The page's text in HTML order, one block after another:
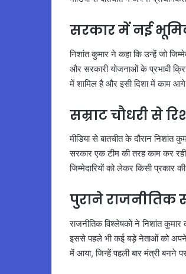
सरकार में नई
निशांत कुमार ने कहा कि उन्हें जो
और सरकारी योजनाओं के प्रभावी
में शामिल है और इसी दिशा में काम आगे
सम्राट चौधरी से
मीडिया से बातचीत के दौरान निशांत
सरकार एक टीम की तरह काम कर
जिम्मेदारियों को लेकर किसी प्रकार
पुराने राजनीतिक
राजनीतिक विश्लेषकों ने निशांत कुमार
इससे पहले भी कई बड़े नेताओं को अपने
में आया, जिन्हें पहली बार मंत्री बनने पर